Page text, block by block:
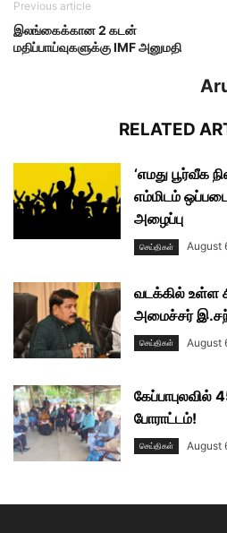
Previous article
இலங்கைக்கான 2 கடன்
மதிப்பாய்வுகளுக்கு IMF அனுமதி
RELATED
‘எமது பூர்வீக
எம்மிடம்
அழைப்பு
செய்திகள் August
வடக்கில் உள்ள
அமைச்சர்
செய்திகள் August
கேப்பாபுலவில்
போராட்டம்!
செய்திகள் August